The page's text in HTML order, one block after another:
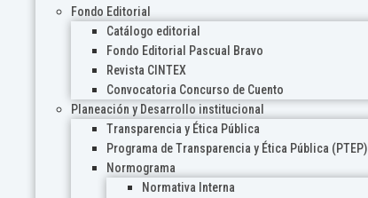
Fondo Editorial
Catálogo editorial
Fondo Editorial Pascual Bravo
Revista CINTEX
Convocatoria Concurso de Cuento
Planeación y Desarrollo institucional
Transparencia y Ética Pública
Programa de Transparencia y Ética Pública (PTEP)
Normograma
Normativa Interna